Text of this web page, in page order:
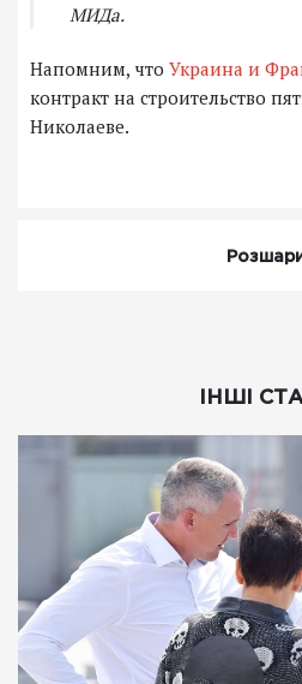
МИДа.
Напомним, что Украина и
контракт на строительство
Николаеве.
ІНШІ